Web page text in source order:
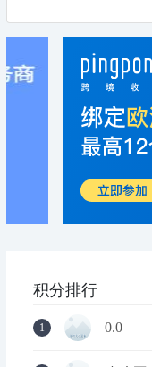
积分排行
1 0.0